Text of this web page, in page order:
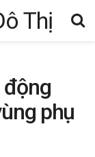
động
phụ